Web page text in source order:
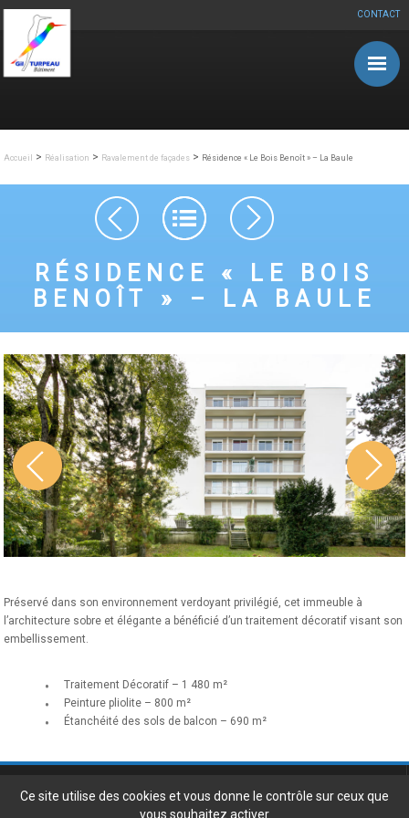
CONTACT
Aller au contenu principal
Accueil > Réalisation > Ravalement de façades > Résidence « Le Bois Benoît » – La Baule
Navigation des articles
RÉSIDENCE « LE BOIS
BENOÎT » – LA BAULE
Préservé dans son environnement verdoyant privilégié, cet immeuble à
l’architecture sobre et élégante a bénéficié d’un traitement décoratif visant son
embellissement.
Traitement Décoratif – 1 480 m²
Peinture pliolite – 800 m²
Étanchéité des sols de balcon – 690 m²
3, impasse du Bélem - 44100 Nantes
Ce site utilise des cookies et vous donne le contrôle sur ceux que
vous souhaitez activer